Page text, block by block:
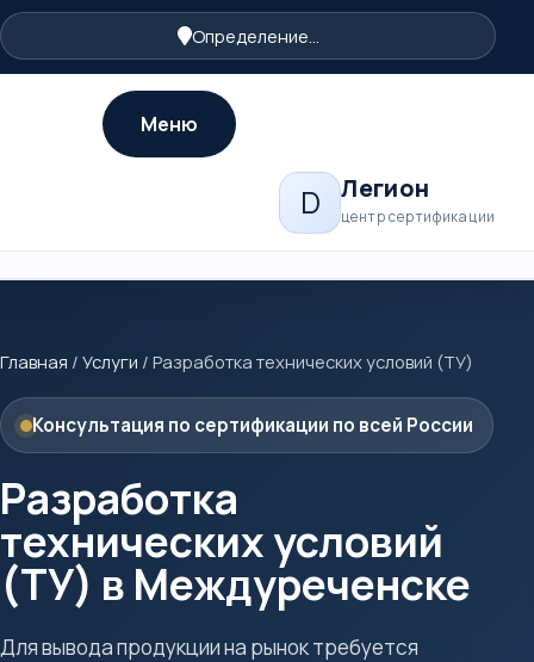
Определение...
D Легион
центр сертификации
Меню
Главная / Услуги / Разработка технических условий (ТУ)
Консультация по сертификации по всей России
Разработка
технических условий
(ТУ) в Междуреченске
Для вывода продукции на рынок требуется